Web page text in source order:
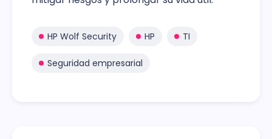
HP Wolf Security HP TI
Seguridad empresarial